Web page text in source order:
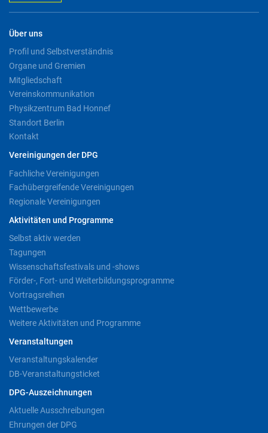
Über uns
Profil und Selbstverständnis
Organe und Gremien
Mitgliedschaft
Vereinskommunikation
Physikzentrum Bad Honnef
Standort Berlin
Kontakt
Vereinigungen der DPG
Fachliche Vereinigungen
Fachübergreifende Vereinigungen
Regionale Vereinigungen
Aktivitäten und Programme
Selbst aktiv werden
Tagungen
Wissenschaftsfestivals und -shows
Förder-, Fort- und Weiterbildungsprogramme
Vortragsreihen
Wettbewerbe
Weitere Aktivitäten und Programme
Veranstaltungen
Veranstaltungskalender
DB-Veranstaltungsticket
DPG-Auszeichnungen
Aktuelle Ausschreibungen
Ehrungen der DPG